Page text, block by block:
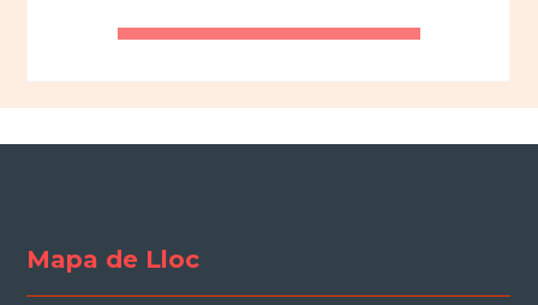
Mapa de Lloc